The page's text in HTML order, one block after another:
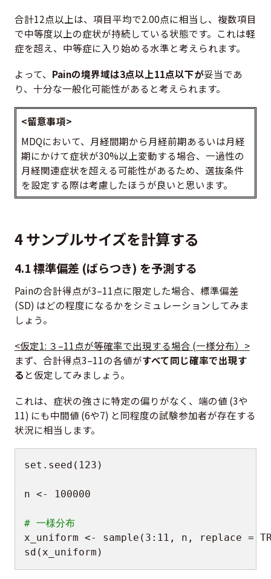
合計12点以上は、項目平均で2.00点に相当し、複数項目
で中等度以上の症状が持続している状態です。これは軽
症を超え、中等症に入り始める水準と考えられます。
よって、 Painの境界域は3点以上11点以下が妥当であ
り、十分な一般化可能性があると考えられます。
<留意事項>
MDQにおいて、月経間期から月経前期あるいは月経
期にかけて症状が30%以上変動する場合、一過性の
月経関連症状を超える可能性があるため、選抜条件
を設定する際は考慮したほうが良いと思います。
4 サンプルサイズを計算する
4.1 標準偏差 (ばらつき) を予測する
Painの合計得点が3–11点に限定した場合、標準偏差
(SD) はどの程度になるかをシミュレーションしてみま
しょう。
<仮定1: ３–11点が等確率で出現する場合 (一様分布）>
まず、合計得点3–11の各値がすべて同じ確率で出現す
る と仮定してみましょう。
これは、症状の強さに特定の偏りがなく、端の値 (3や
11) にも中間値 (6や7) と同程度の試験参加者が存在する
状況に相当します。
set.seed ( 123 )
n <- 100000
# 一様分布
x_uniform <- sample ( 3 : 11 , n , replace =
sd (x_uniform )